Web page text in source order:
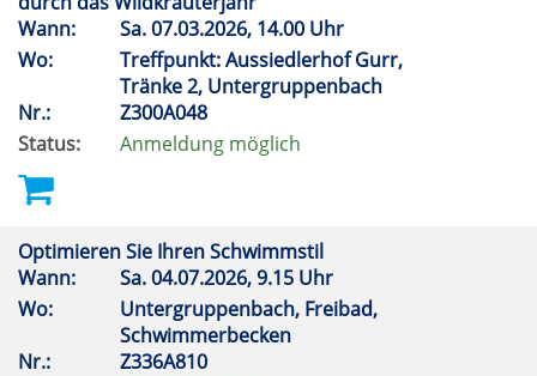
Wann:
Sa.07.03.2026, 14.00 Uhr
Wo:
Treffpunkt: Aussiedlerhof Gurr,
Tränke 2, Untergruppenbach
Nr.:
Z300A048
Status:
Anmeldung möglich
Optimieren Sie Ihren Schwimmstil
Wann:
Sa.04.07.2026, 9.15 Uhr
Wo:
Untergruppenbach, Freibad,
Schwimmerbecken
Nr.:
Z336A810